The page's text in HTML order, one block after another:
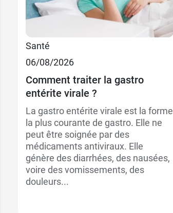
Santé
06/08/2026
Comment traiter la gastro
entérite virale ?
La gastro entérite virale est la forme
la plus courante de gastro. Elle ne
peut être soignée par des
médicaments antiviraux. Elle
génère des diarrhées, des nausées,
voire des vomissements, des
douleurs...